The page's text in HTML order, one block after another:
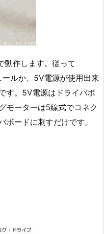
動作します。従って
ルか、5V電源が使用出来
す。5V電源はドライバボ
モーターは5線式でコネク
ボードに刺すだけです。